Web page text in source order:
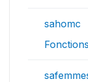
sahomc